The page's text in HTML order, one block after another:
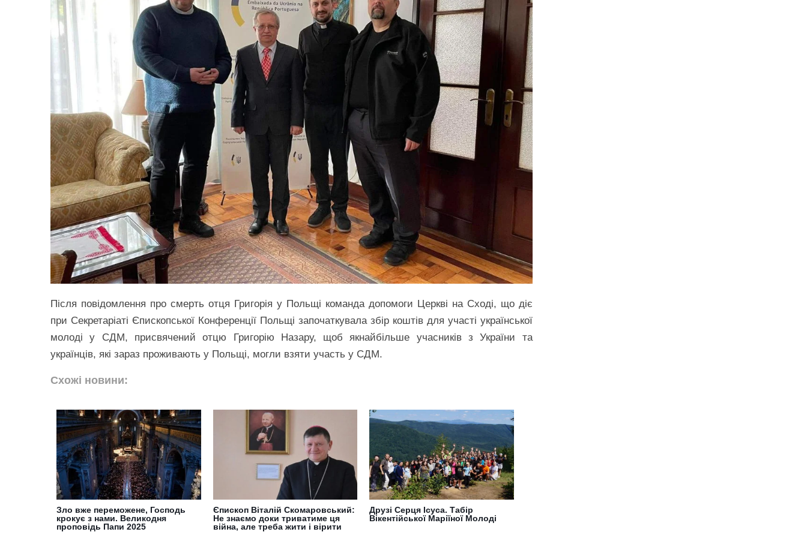
Після повідомлення про смерть отця Григорія у Польщі команда допомоги Церкві на Сході, що діє
при Секретаріаті Єпископської Конференції Польщі започаткувала збір коштів для участі української
молоді у СДМ, присвячений отцю Григорію Назару, щоб якнайбільше учасників з України та
українців, які зараз проживають у Польщі, могли взяти участь у СДМ.
Схожі новини:
Зло вже переможене, Господь
крокує з нами. Великодня
проповідь Папи 2025
Єпископ Віталій Скомаровський:
Не знаємо доки триватиме ця
війна, але треба жити і вірити
Друзі Серця Ісуса. Табір
Вікентійської Маріїної Молоді